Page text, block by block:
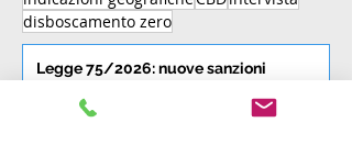
disboscamento zero
Legge 75/2026: nuove sanzioni
agroalimentare